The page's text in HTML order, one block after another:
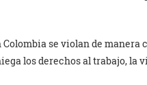
se violan de
los derechos al trabajo, la